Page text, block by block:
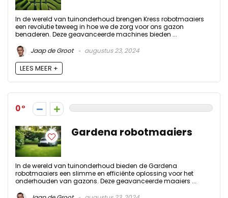
In de wereld van tuinonderhoud brengen Kress robotmaaiers
een revolutie teweeg in hoe we de zorg voor ons gazon
benaderen. Deze geavanceerde machines bieden ...
Jaap de Groot
augustus 23, 2024
LEES MEER +
0
Gardena robotmaaiers
In de wereld van tuinonderhoud bieden de Gardena
robotmaaiers een slimme en efficiënte oplossing voor het
onderhouden van gazons. Deze geavanceerde maaiers ...